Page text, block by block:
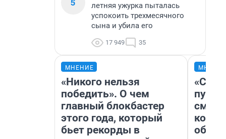
летняя ужурка пыталась
успокоить трехмесячного
сына и убила его
17 949 35
МНЕНИЕ
«Никого нельзя
победить». О чем
главный блокбастер
этого года, который
бьет рекорды в